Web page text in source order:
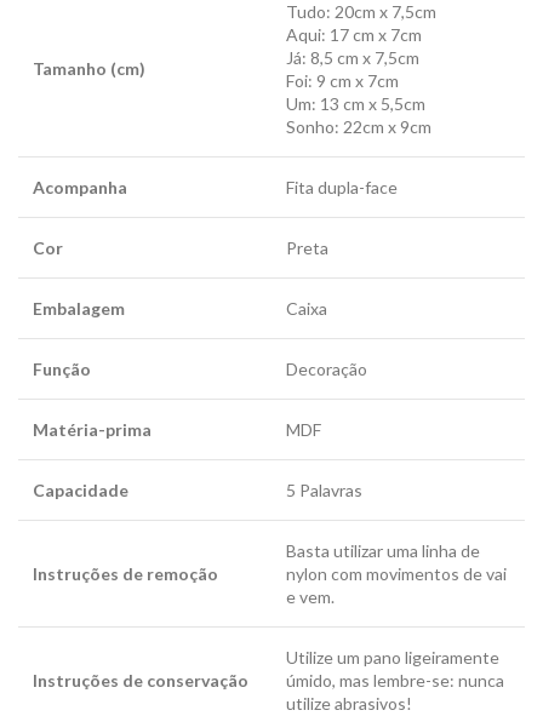
Tamanho (cm)
Tudo: 20cm x 7,5cm
Aqui: 17 cm x 7cm
Já: 8,5 cm x 7,5cm
Foi: 9 cm x 7cm
Um: 13 cm x 5,5cm
Sonho: 22cm x 9cm
Acompanha Fita dupla-face
Cor Preta
Embalagem Caixa
Função Decoração
Matéria-prima MDF
Capacidade 5 Palavras
Instruções de remoção
Basta utilizar uma linha de
nylon com movimentos de vai
e vem.
Instruções de conservação
Utilize um pano ligeiramente
úmido, mas lembre-se: nunca
utilize abrasivos!